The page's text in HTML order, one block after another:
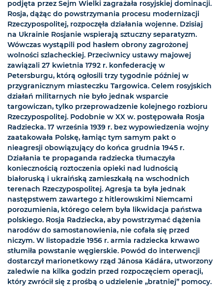
podjęta przez Sejm Wielki zagrażała rosyjskiej dominacji.
Rosja, dążąc do powstrzymania procesu modernizacji
Rzeczypospolitej, rozpoczęła działania wojenne. Dzisiaj
na Ukrainie Rosjanie wspierają sztuczny separatyzm.
Wówczas wystąpili pod hasłem obrony zagrożonej
wolności szlacheckiej. Przeciwnicy ustawy majowej
zawiązali 27 kwietnia 1792 r. konfederację w
Petersburgu, którą ogłosili trzy tygodnie później w
przygranicznym miasteczku Targowica. Celem rosyjskich
działań militarnych nie było jednak wsparcie
targowiczan, tylko przeprowadzenie kolejnego rozbioru
Rzeczypospolitej. Podobnie w XX w. postępowała Rosja
Radziecka. 17 września 1939 r. bez wypowiedzenia wojny
zaatakowała Polskę, łamiąc tym samym pakt o
nieagresji obowiązujący do końca grudnia 1945 r.
Działania te propaganda radziecka tłumaczyła
koniecznością roztoczenia opieki nad ludnością
białoruską i ukraińską zamieszkałą na wschodnich
terenach Rzeczypospolitej. Agresja ta była jednak
następstwem zawartego z hitlerowskimi Niemcami
porozumienia, którego celem była likwidacja państwa
polskiego. Rosja Radziecka, aby powstrzymać dążenia
narodów do samostanowienia, nie cofała się przed
niczym. W listopadzie 1956 r. armia radziecka krwawo
stłumiła powstanie węgierskie. Powód do interwencji
dostarczył marionetkowy rząd Jánosa Kádára, utworzony
zaledwie na kilka godzin przed rozpoczęciem operacji,
który zwrócił się z prośbą o udzielenie „bratniej” pomocy.